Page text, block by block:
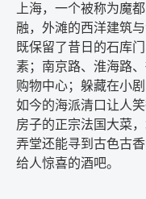
上海，一个被称为魔
融，外滩的西洋建筑
既保留了昔日的石库
素；南京路、淮海路
购物中心；躲藏在小
如今的海派清口让人
房子的正宗法国大菜
弄堂还能寻到古色古
给人惊喜的酒吧。